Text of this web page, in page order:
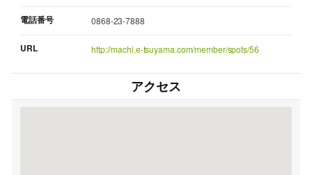
電話番号 0868-23-7888
URL http://machi.e-tsuyama.com/member/spots/56
アクセス